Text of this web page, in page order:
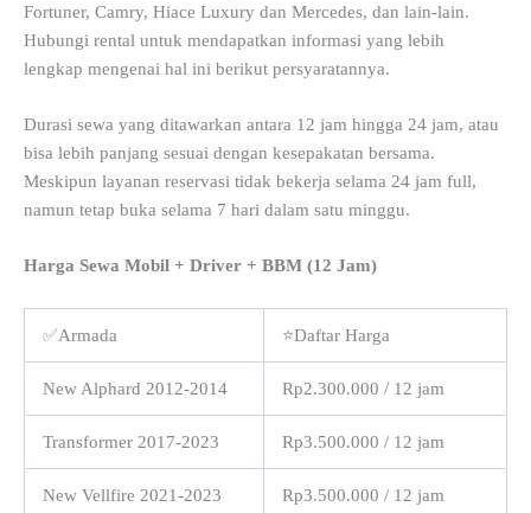
Fortuner, Camry, Hiace Luxury dan Mercedes, dan lain-lain.
Hubungi rental untuk mendapatkan informasi yang lebih
lengkap mengenai hal ini berikut persyaratannya.
Durasi sewa yang ditawarkan antara 12 jam hingga 24 jam, atau
bisa lebih panjang sesuai dengan kesepakatan bersama.
Meskipun layanan reservasi tidak bekerja selama 24 jam full,
namun tetap buka selama 7 hari dalam satu minggu.
Harga Sewa Mobil + Driver + BBM (12 Jam)
✅Armada ⭐Daftar Harga
New Alphard 2012-2014 Rp2.300.000 / 12 jam
Transformer 2017-2023 Rp3.500.000 / 12 jam
New Vellfire 2021-2023 Rp3.500.000 / 12 jam